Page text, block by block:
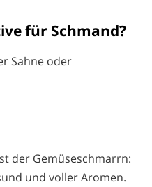
für Schmand?
Sahne oder
der Gemüseschmarrn:
und voller Aromen.